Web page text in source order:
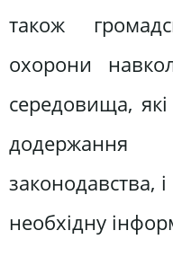
також
охорони
середовища,
законодавства,
необхідну